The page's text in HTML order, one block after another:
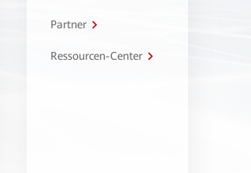
Partner
Ressourcen-Center